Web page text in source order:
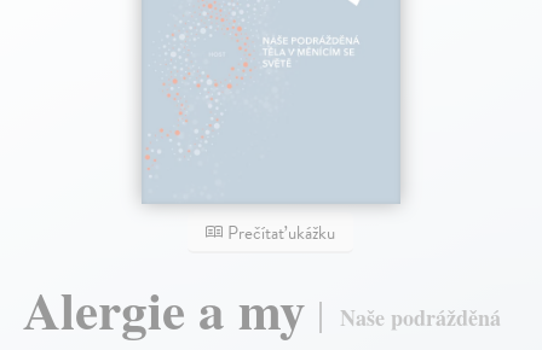
Prečítať ukážku
Alergie a my
Naše podrážděná